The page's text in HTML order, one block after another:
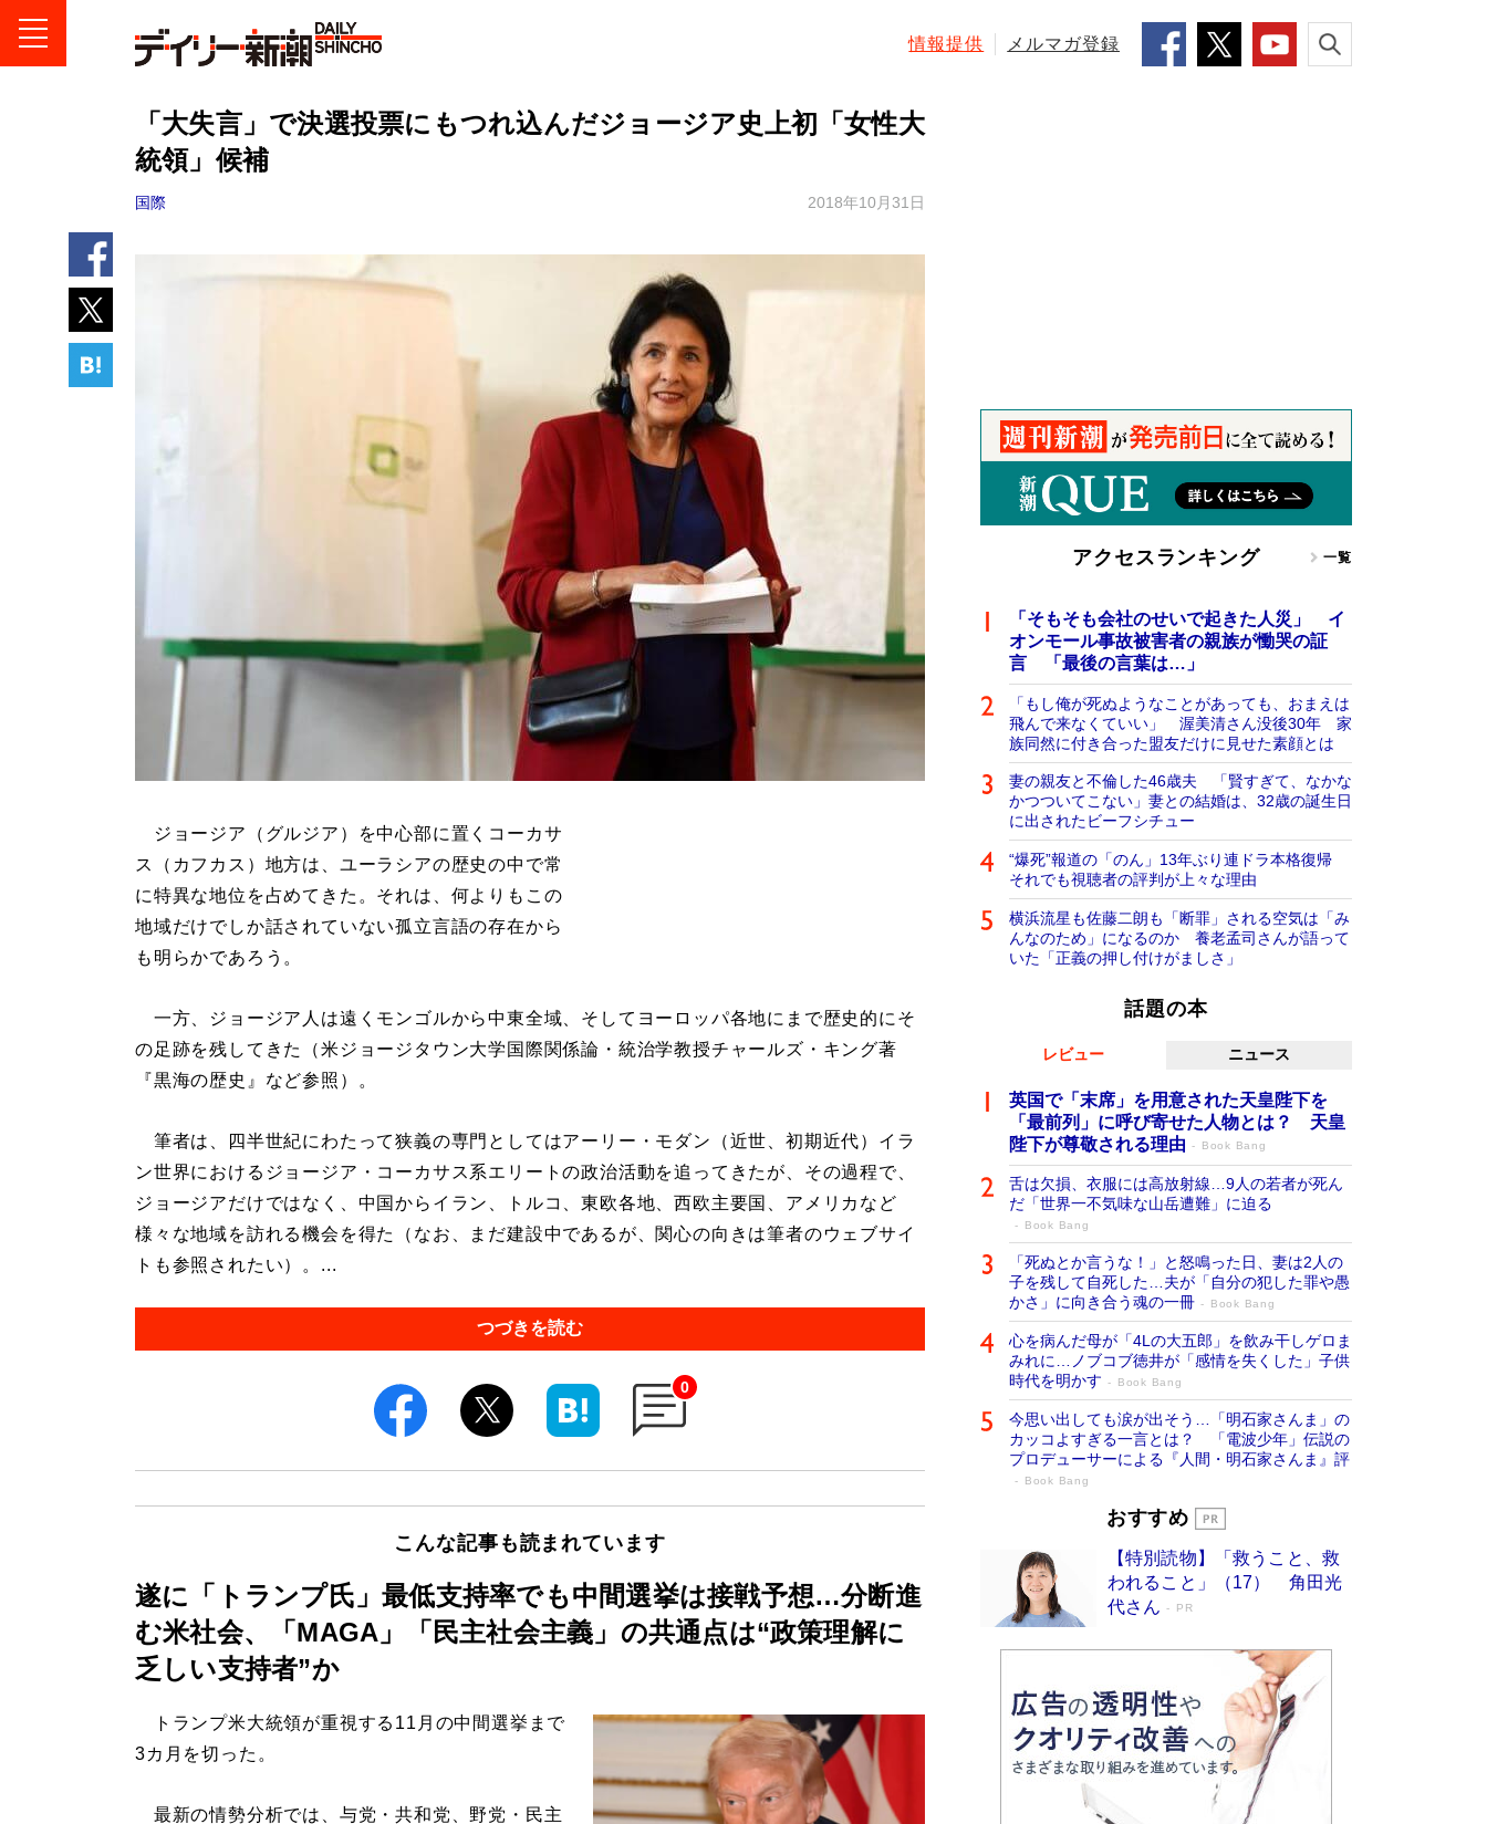
情報提供 メルマガ登録
「大失言」で決選投票にもつれ込んだジョージア史上初「女性大
統領」候補
国際 2018年10月31日
ジョージア（グルジア）を中心部に置くコーカサ
ス（カフカス）地方は、ユーラシアの歴史の中で常
に特異な地位を占めてきた。それは、何よりもこの
地域だけでしか話されていない孤立言語の存在から
も明らかであろう。
一方、ジョージア人は遠くモンゴルから中東全域、そしてヨーロッパ各地にまで歴史的にそ
の足跡を残してきた（米ジョージタウン大学国際関係論・統治学教授チャールズ・キング著
『黒海の歴史』など参照）。
筆者は、四半世紀にわたって狭義の専門としてはアーリー・モダン（近世、初期近代）イラ
ン世界におけるジョージア・コーカサス系エリートの政治活動を追ってきたが、その過程で、
ジョージアだけではなく、中国からイラン、トルコ、東欧各地、西欧主要国、アメリカなど
様々な地域を訪れる機会を得た（なお、まだ建設中であるが、関心の向きは筆者のウェブサイ
トも参照されたい）。...
つづきを読む
0
こんな記事も読まれています
遂に「トランプ氏」最低支持率でも中間選挙は接戦予想…分断進
む米社会、「MAGA」「民主社会主義」の共通点は“政策理解に
乏しい支持者”か
トランプ米大統領が重視する11月の中間選挙まで
3カ月を切った。
最新の情勢分析では、与党・共和党、野党・民主
アクセスランキング 一覧
「そもそも会社のせいで起きた人災」 イ
オンモール事故被害者の親族が慟哭の証
言 「最後の言葉は…」
「もし俺が死ぬようなことがあっても、おまえは
飛んで来なくていい」 渥美清さん没後30年 家
族同然に付き合った盟友だけに見せた素顔とは
妻の親友と不倫した46歳夫 「賢すぎて、なかな
かつついてこない」妻との結婚は、32歳の誕生日
に出されたビーフシチュー
“爆死”報道の「のん」13年ぶり連ドラ本格復帰
それでも視聴者の評判が上々な理由
横浜流星も佐藤二朗も「断罪」される空気は「み
んなのため」になるのか 養老孟司さんが語って
いた「正義の押し付けがましさ」
話題の本
レビュー ニュース
英国で「末席」を用意された天皇陛下を
「最前列」に呼び寄せた人物とは？ 天皇
陛下が尊敬される理由
Book Bang
舌は欠損、衣服には高放射線…9人の若者が死ん
だ「世界一不気味な山岳遭難」に迫る
Book Bang
「死ぬとか言うな！」と怒鳴った日、妻は2人の
子を残して自死した…夫が「自分の犯した罪や愚
かさ」に向き合う魂の一冊
Book Bang
心を病んだ母が「4Lの大五郎」を飲み干しゲロま
みれに…ノブコブ徳井が「感情を失くした」子供
時代を明かす
Book Bang
今思い出しても涙が出そう…「明石家さんま」の
カッコよすぎる一言とは？ 「電波少年」伝説の
プロデューサーによる『人間・明石家さんま』評
Book Bang
「宇宙兄弟」最終46巻がベストセラー1
物語に幕 特装版には「宇宙で描かれたマ
ンガ」も収録
Book Bang
美輪明宏 晩年の回答を集めた『ほほえんで生き
「『火垂るの墓』は、大嘘である」原作者が抱き
続けた“自責の念”とは…「自己憐憫は描きたくな
い」監督が徹底的にこだわったこと（後編） #
戦争の記憶
Book Bang
入社10年目にして最下位の営業がトップに大逆
転 上司の“意外な一言”から生まれた「雑談のテ
おすすめ
【特別読物】「救うこと、救
われること」（17） 角田光
代さん
PR